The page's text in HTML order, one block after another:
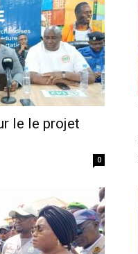
le le projet
0